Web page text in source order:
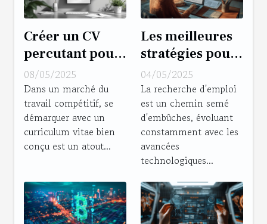
Créer un CV
percutant pour
les postes en
gestion de
projet
08/05/2025
Dans un marché du
travail compétitif, se
démarquer avec un
curriculum vitae bien
conçu est un atout...
Les meilleures
stratégies pour
une recherche
d'emploi
efficace en 2023
04/05/2025
La recherche d'emploi
est un chemin semé
d'embûches, évoluant
constamment avec les
avancées
technologiques...